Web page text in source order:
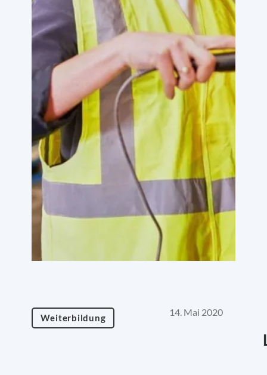
Weiterbildung 14. Mai 2020